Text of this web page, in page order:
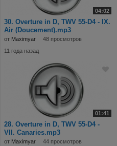
04:02
30. Overture in D, TWV 55-D4 - IX.
Air (Doucement).mp3
от Maximyar
48 просмотров
11 года назад
01:41
28. Overture in D, TWV 55-D4 -
VII. Canaries.mp3
от Maximyar
44 просмотров